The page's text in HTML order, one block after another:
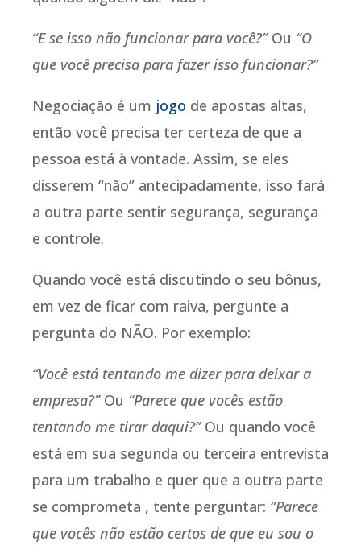
“E se isso não funcionar para você?” Ou “O
que você precisa para fazer isso funcionar?”
Negociação é um jogo de apostas altas,
então você precisa ter certeza de que a
pessoa está à vontade. Assim, se eles
disserem “não” antecipadamente, isso fará
a outra parte sentir segurança, segurança
e controle.
Quando você está discutindo o seu bônus,
em vez de ficar com raiva, pergunte a
pergunta do NÃO. Por exemplo:
“Você está tentando me dizer para deixar a
empresa?” Ou “Parece que vocês estão
tentando me tirar daqui?” Ou quando você
está em sua segunda ou terceira entrevista
para um trabalho e quer que a outra parte
se comprometa , tente perguntar: “Parece
que vocês não estão certos de que eu sou o